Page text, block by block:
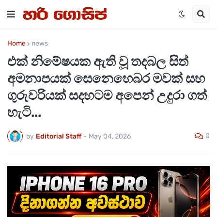
Home news
එක් නිමේෂයක ඇති වූ තදබල සිත්
අමනාපයක් සෙනෙහෙබර මවක් සහ
ගුරුවරියක් සදහටම අපෙන් උදුරා ගත්
හැටි...
by Editorial Staff - May 04, 2026 0